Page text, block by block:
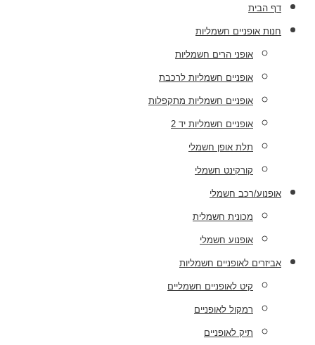
דף הבית
חנות אופניים חשמליות
אופני הרים חשמליות
אופניים חשמליות לרכבת
אופניים חשמליות מתקפלות
אופניים חשמליות יד 2
תלת אופן חשמלי
קורקינט חשמלי
אופנוע/רכב חשמלי
מכונית חשמלית
אופנוע חשמלי
אביזרים לאופניים חשמליות
קיט לאופניים חשמליים
רמקול לאופניים
תיק לאופניים